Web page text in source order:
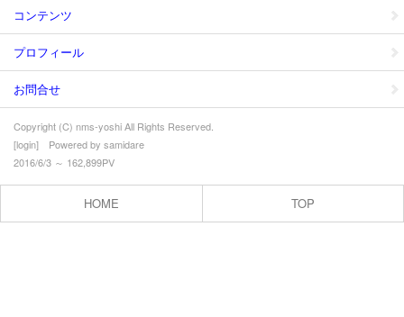
コンテンツ
プロフィール
お問合せ
Copyright (C) nms-yoshi All Rights Reserved.
[login] Powered by samidare
2016/6/3 ～ 162,899PV
HOME TOP